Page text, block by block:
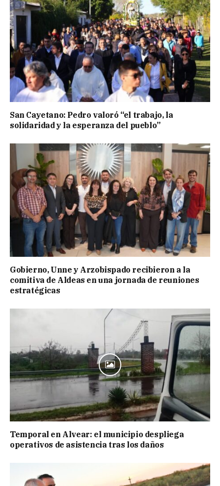
San Cayetano: Pedro valoró “el trabajo, la
solidaridad y la esperanza del pueblo”
Gobierno, Unne y Arzobispado recibieron a la
comitiva de Aldeas en una jornada de reuniones
estratégicas
Temporal en Alvear: el municipio despliega
operativos de asistencia tras los daños